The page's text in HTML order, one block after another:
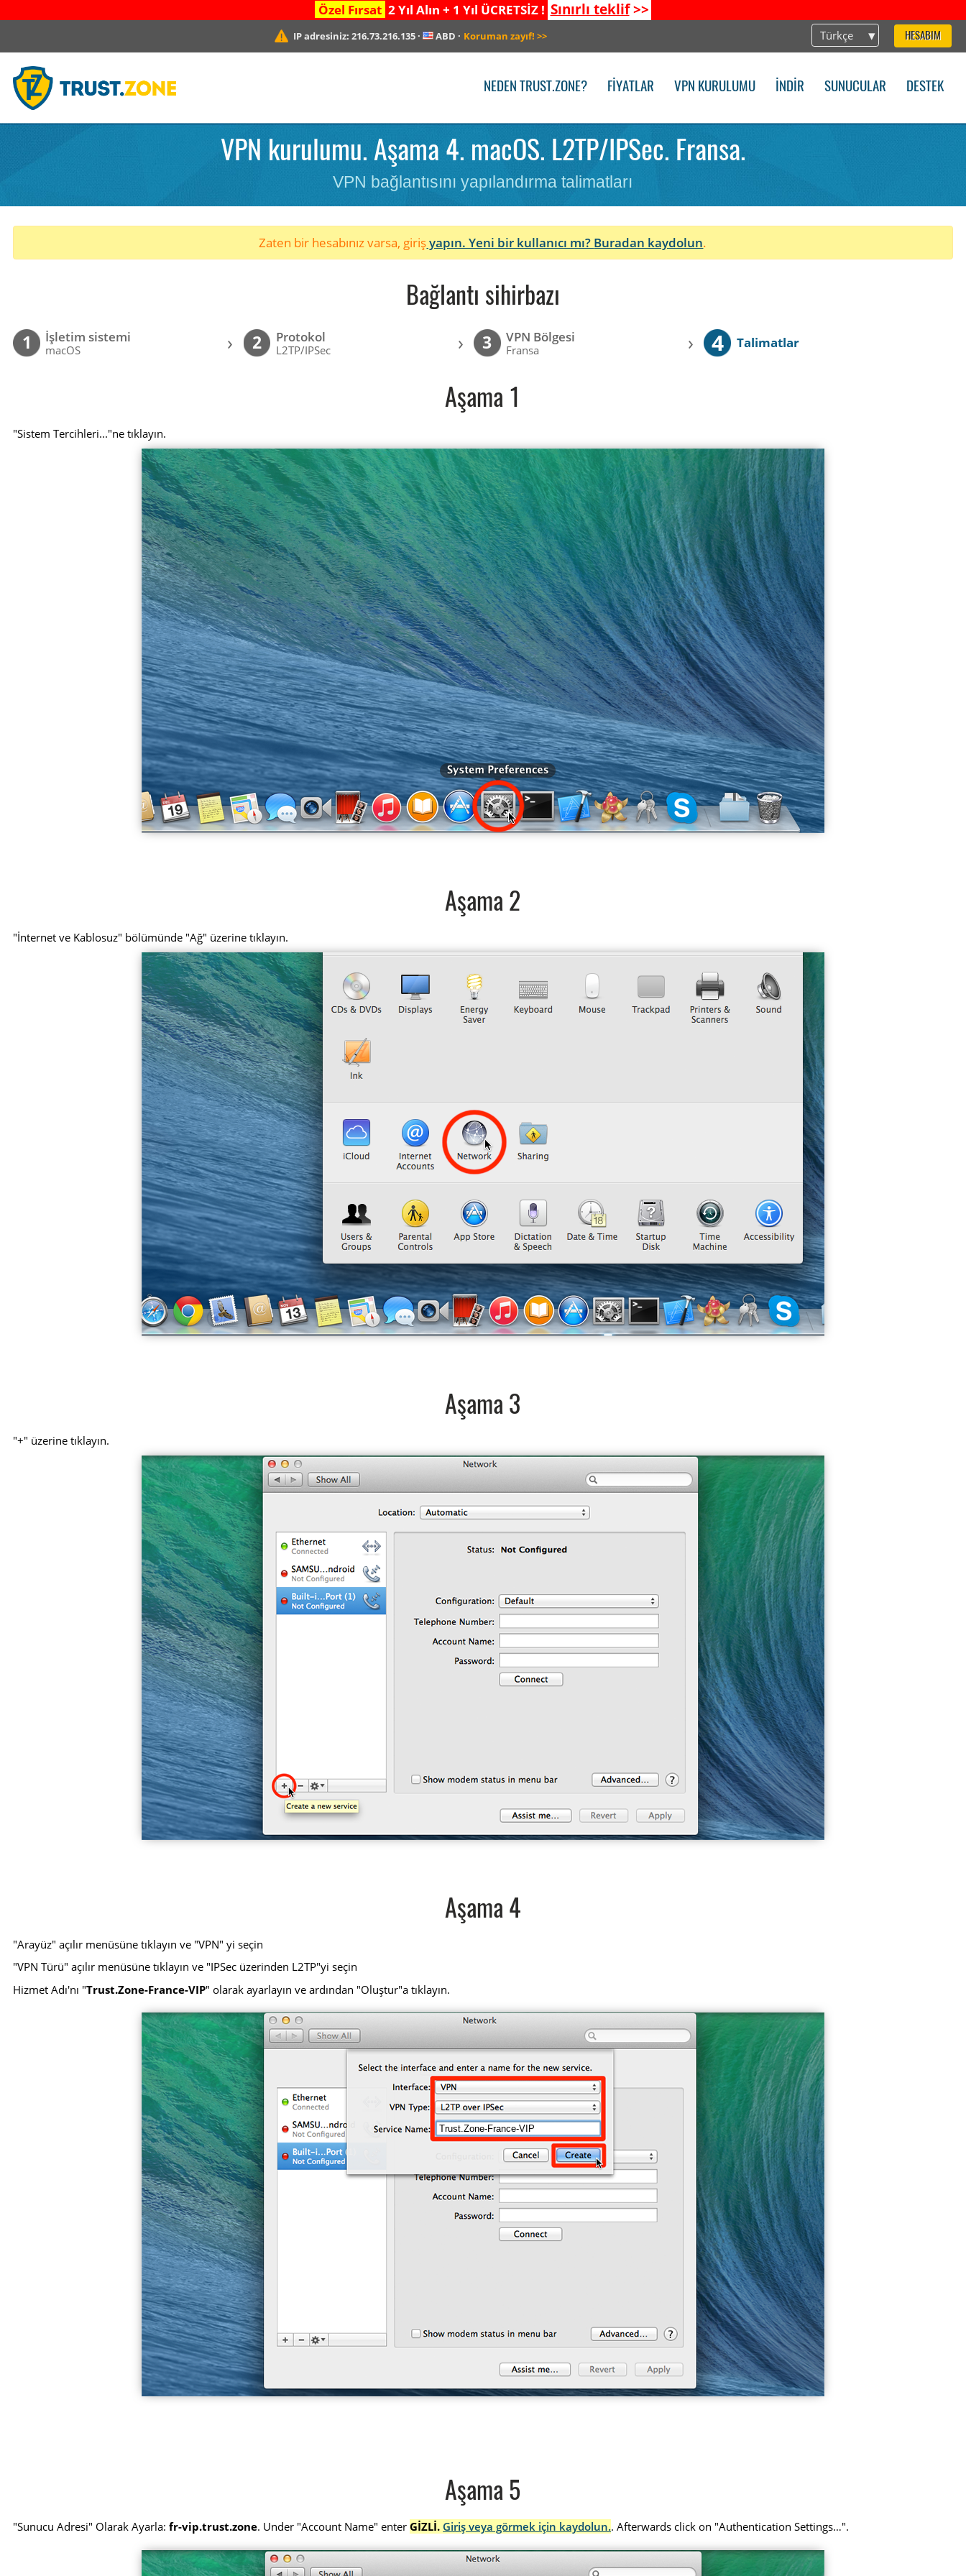
Özel Fırsat 2 Yıl Alın + 1 Yıl ÜCRETSİZ ! Sınırlı teklif>>
Türkçe HESABIM
IP adresiniz:216.73.216.135 · ABD · Koruman zayıf! >>
NEDEN TRUST.ZONE? FIYATLAR VPN KURULUMU İNDIR SUNUCULAR DESTEK
VPN kurulumu. Aşama 4. macOS. L2TP/IPSec. Fransa.
VPN bağlantısını yapılandırma talimatları
Zaten bir hesabınız varsa, girişyapın. Yeni bir kullanıcı mı? Buradan kaydolun.
Bağlantı sihirbazı
1 İşletim sistemi
macOS › 2 Protokol
L2TP/IPSec › 3 VPN Bölgesi
Fransa › 4 Talimatlar
Aşama 1
"Sistem Tercihleri..."ne tıklayın.
Aşama 2
"İnternet ve Kablosuz" bölümünde "Ağ" üzerine tıklayın.
Aşama 3
"+" üzerine tıklayın.
Aşama 4
"Arayüz" açılır menüsüne tıklayın ve "VPN" yi seçin
"VPN Türü" açılır menüsüne tıklayın ve "IPSec üzerinden L2TP"yi seçin
Hizmet Adı'nı "Trust.Zone-France-VIP" olarak ayarlayın ve ardından "Oluştur"a tıklayın.
Trust.Zone-France-VIP
Aşama 5
"Sunucu Adresi" Olarak Ayarla:fr-vip.trust.zone. Under "Account Name" enterGİZLİ. Giriş veya görmek için kaydolun.. Afterwards click on "Authentication Settings…".